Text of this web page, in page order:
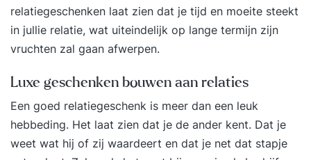
relatiegeschenken laat zien dat je tijd en moeite steekt
in jullie relatie, wat uiteindelijk op lange termijn zijn
vruchten zal gaan afwerpen.
Luxe geschenken bouwen aan relaties
Een goed relatiegeschenk is meer dan een leuk
hebbeding. Het laat zien dat je de ander kent. Dat je
weet wat hij of zij waardeert en dat je net dat stapje